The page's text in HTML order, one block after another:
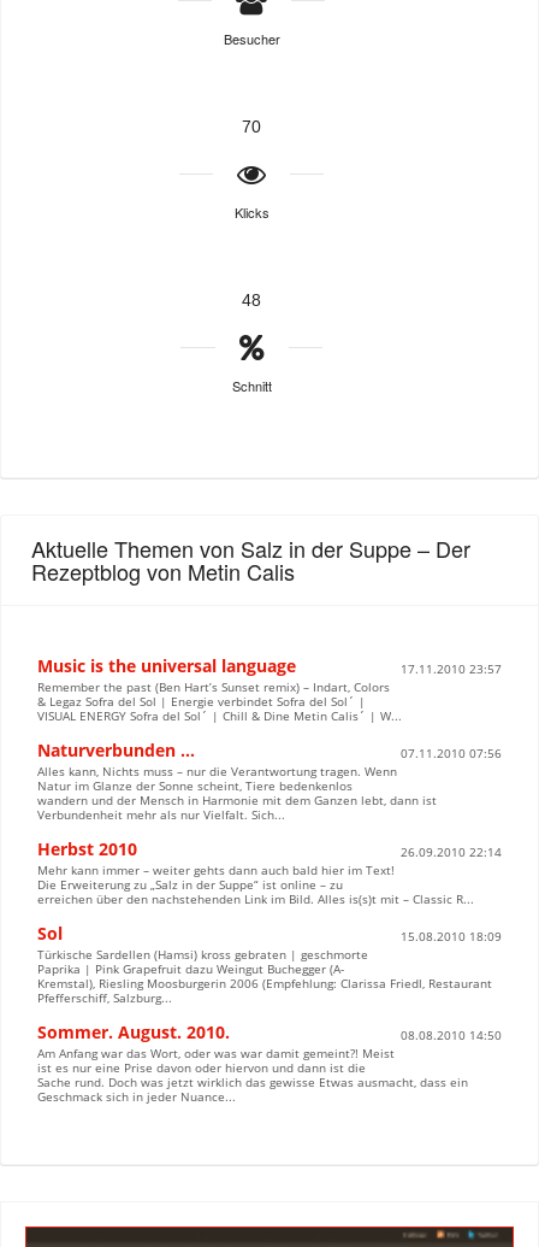
Besucher
70
Klicks
48
Schnitt
Aktuelle Themen von Salz in der Suppe – Der
Rezeptblog von Metin Calis
Music is the universal language
17.11.2010 23:57
Remember the past (Ben Hart’s Sunset remix) – Indart, Colors
& Legaz Sofra del Sol | Energie verbindet Sofra del Sol´ |
VISUAL ENERGY Sofra del Sol´ | Chill & Dine Metin Calis´ | W...
Naturverbunden …
07.11.2010 07:56
Alles kann, Nichts muss – nur die Verantwortung tragen. Wenn
Natur im Glanze der Sonne scheint, Tiere bedenkenlos
wandern und der Mensch in Harmonie mit dem Ganzen lebt, dann ist
Verbundenheit mehr als nur Vielfalt. Sich...
Herbst 2010
26.09.2010 22:14
Mehr kann immer – weiter gehts dann auch bald hier im Text!
Die Erweiterung zu „Salz in der Suppe“ ist online – zu
erreichen über den nachstehenden Link im Bild. Alles is(s)t mit – Classic R...
Sol
15.08.2010 18:09
Türkische Sardellen (Hamsi) kross gebraten | geschmorte
Paprika | Pink Grapefruit dazu Weingut Buchegger (A-
Kremstal), Riesling Moosburgerin 2006 (Empfehlung: Clarissa Friedl, Restaurant
Pfefferschiff, Salzburg...
Sommer. August. 2010.
08.08.2010 14:50
Am Anfang war das Wort, oder was war damit gemeint?! Meist
ist es nur eine Prise davon oder hiervon und dann ist die
Sache rund. Doch was jetzt wirklich das gewisse Etwas ausmacht, dass ein
Geschmack sich in jeder Nuance...